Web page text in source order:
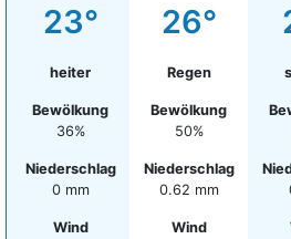
23°
heiter
Bewölkung
36%
Niederschlag
0 mm
Wind
26°
Regen
Bewölkung
50%
Niederschlag
0.62 mm
Wind